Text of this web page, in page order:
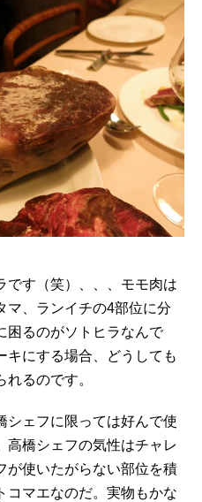
です（笑）、、、モモ肉は
マ、ランイチの4部位に分
困るのがソトヒラなんで
キにする場合、どうしても
るのです。
シェフに限っては好んで使
高橋シェフの気性はチャレ
が使いたがらない部位を積
コマエなのだ。実物もかな